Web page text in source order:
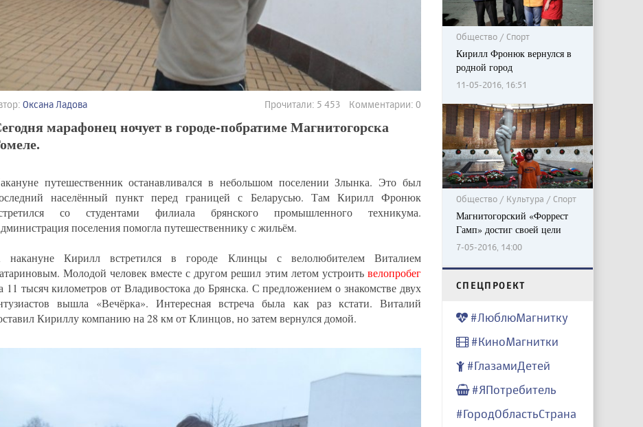
Оксана Ладова Прочитали: 5 453 Комментарии: 0
марафонец ночует в городе-побратиме Магнитогорска
путешественник останавливался в небольшом поселении Злынка. Это был
населённый пункт перед границей с Беларусью. Там Кирилл Фронюк
со студентами филиала брянского промышленного техникума.
поселения помогла путешественнику с жильём.
накануне Кирилл встретился в городе Клинцы с велолюбителем Виталием
Молодой человек вместе с другом решил этим летом устроить велопробег
11 тысяч километров от Владивостока до Брянска. С предложением о знакомстве двух
вышла «Вечёрка». Интересная встреча была как раз кстати. Виталий
Кириллу компанию на 28 км от Клинцов, но затем вернулся домой.
Общество / Спорт
Кирилл Фронюк вернулся в
родной город
11-05-2016, 16:51
Общество / Культура / Спорт
Магнитогорский «Форрест
Гамп» достиг своей цели
7-05-2016, 14:00
CПЕЦПРОЕКТ
#ЛюблюМагнитку
#КиноМагнитки
#ГлазамиДетей
#ЯПотребитель
#ГородОбластьСтрана